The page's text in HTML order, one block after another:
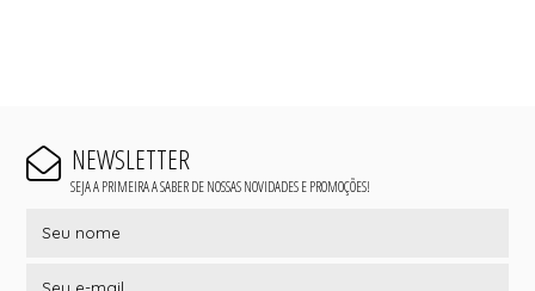
NEWSLETTER
SEJA A PRIMEIRA A SABER DE NOSSAS NOVIDADES E PROMOÇÕES!